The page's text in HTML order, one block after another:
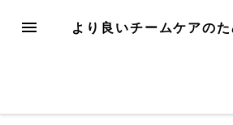
MENU より良いチームケアのた